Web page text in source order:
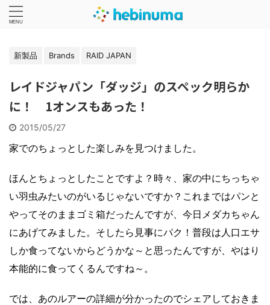
新製品 Brands RAID JAPAN
レイドジャパン「ダッジ」のスペック明らか
に！ 1オンスもあった！
2015/05/27
家でのちょっとした楽しみを見つけました。
ほんとちょっとしたことですよ？時々、家の中にちっちゃ
い羽虫みたいのがいるじゃないですか？これまではパンと
やってそのままゴミ箱だったんですが、今日メダカちゃん
にあげてみました。そしたら見事にパク！普段は人口エサ
しか食ってないからどうかな～と思ったんですが、やはり
本能的に食ってくるんですね～。
では、あのルアーの詳細が分かったのでシェアしておきま